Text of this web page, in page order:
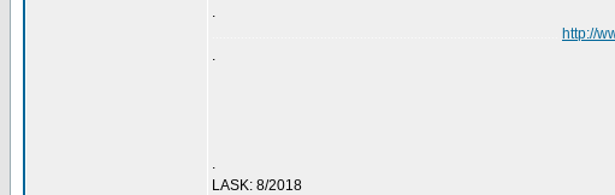
.
http://
.
.
LASK: 8/2018